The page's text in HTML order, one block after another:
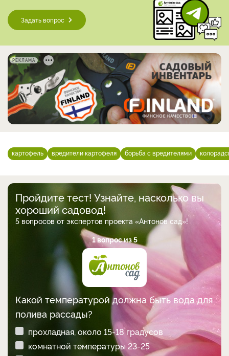
Задать вопрос
РЕКЛАМА
картофель вредители картофеля борьба с вредителями
Пройдите тест! Узнайте, насколько вы
хороший садовод!
5 вопросов от экспертов проекта «Антонов сад»!
1 вопрос из 5
Какой температурой должна быть вода для
полива рассады?
прохладная, около 15-18 градусов
комнатной температуры 23-25